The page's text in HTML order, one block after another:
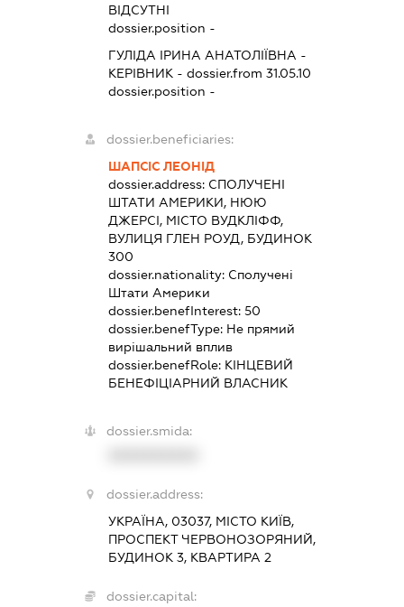
ВІДСУТНІ
dossier.position -
ГУЛІДА ІРИНА АНАТОЛІЇВНА -
КЕРІВНИК - dossier.from 31.05.10
dossier.position -
dossier.beneficiaries:
ШАПСІС ЛЕОНІД
dossier.address: СПОЛУЧЕНІ
ШТАТИ АМЕРИКИ, НЮЮ
ДЖЕРСІ, МІСТО ВУДКЛІФФ,
ВУЛИЦЯ ГЛЕН РОУД, БУДИНОК
300
dossier.nationality: Сполучені
Штати Америки
dossier.benefInterest: 50
dossier.benefType: Не прямий
вирішальний вплив
dossier.benefRole: КІНЦЕВИЙ
БЕНЕФІЦІАРНИЙ ВЛАСНИК
dossier.smida:
dossier.address:
УКРАЇНА, 03037, МІСТО КИЇВ,
ПРОСПЕКТ ЧЕРВОНОЗОРЯНИЙ,
БУДИНОК 3, КВАРТИРА 2
dossier.capital: